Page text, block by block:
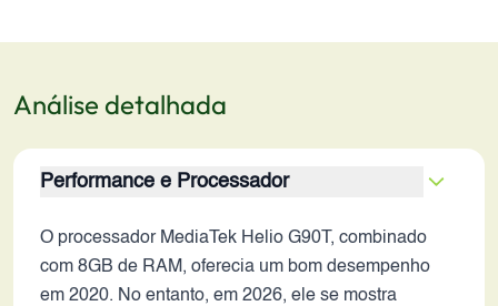
Análise detalhada
Performance e Processador
O processador MediaTek Helio G90T, combinado
com 8GB de RAM, oferecia um bom desempenho
em 2020. No entanto, em 2026, ele se mostra